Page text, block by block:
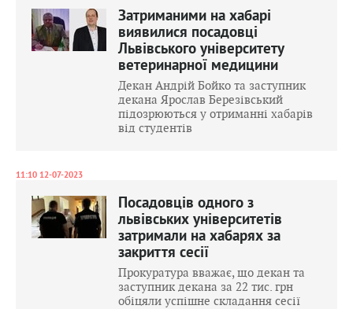
Затриманими на хабарі
виявилися посадовці
Львівського університету
ветеринарної медицини
Декан Андрій Бойко та заступник
декана Ярослав Березівський
підозрюються у отриманні хабарів
від студентів
11:10 12-07-2023
Посадовців одного з
львівських університетів
затримали на хабарях за
закриття сесії
Прокуратура вважає, що декан та
заступник декана за 22 тис. грн
обіцяли успішне складання сесії